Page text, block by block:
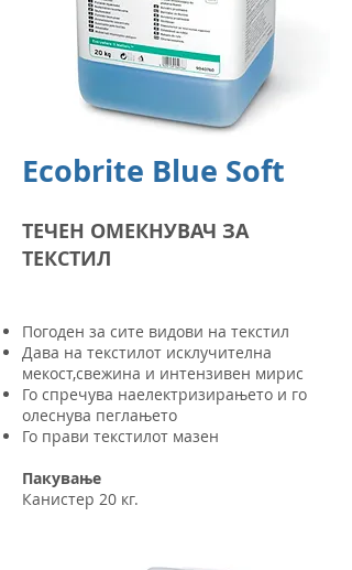
Ecobrite Blue Soft
ТЕЧЕН ОМЕКНУВАЧ ЗА
ТЕКСТИЛ
Погоден за сите видови на текстил
Дава на текстилот исклучителна
мекост,свежина и интензивен мирис
Го спречува наелектризирањето и го
олеснува пеглањето
Го прави текстилот мазен
Пакување
Канистер 20 кг.